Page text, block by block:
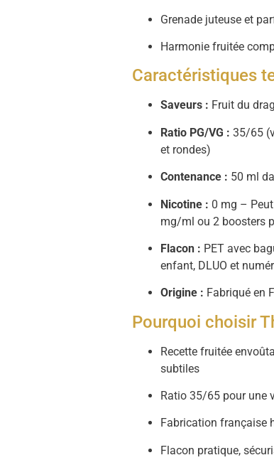
Grenade juteuse et
Harmonie fruitée
Caractéristiques
Saveurs : Fruit du
Ratio PG/VG : 35/65
et rondes)
Contenance : 50 ml
Nicotine : 0 mg –
mg/ml ou 2 boosters
Flacon : PET avec
enfant, DLUO et
Origine : Fabriqué en
Pourquoi choisir
Recette fruitée
subtiles
Ratio 35/65 pour une
Fabrication française
Flacon pratique,